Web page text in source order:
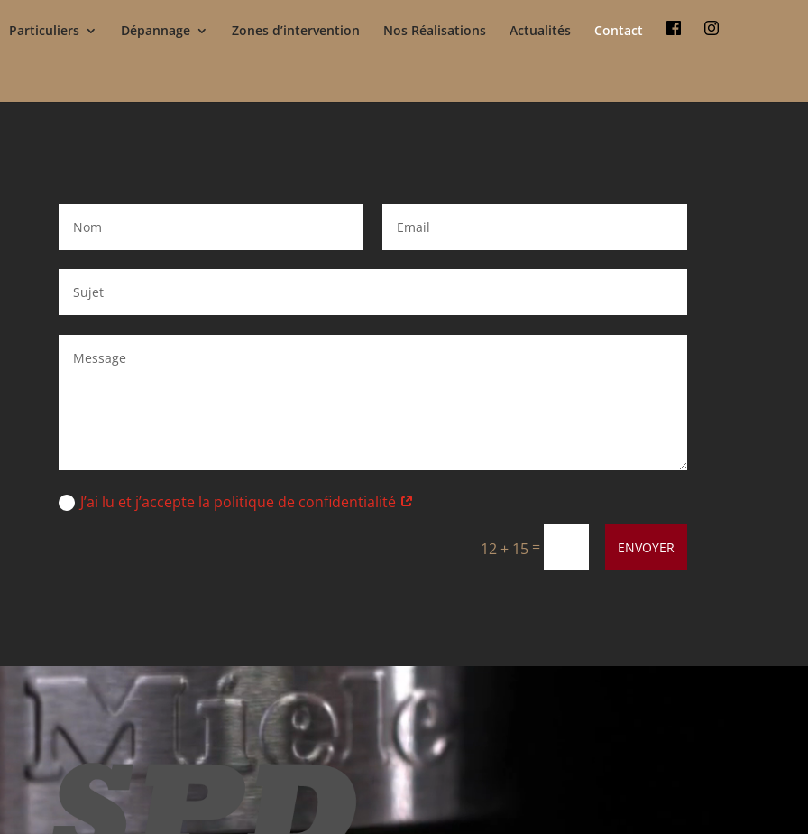
Particuliers Dépannage Zones d’intervention Nos Réalisations Actualités Contact
J’ai lu et j’accepte la politique de confidentialité
12 + 15= ENVOYER